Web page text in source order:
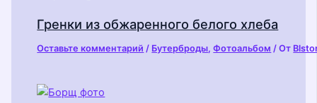
Гренки из обжаренного белого хлеба
Оставьте комментарий / Бутерброды,Фотоальбом / От